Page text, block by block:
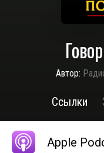
Автор:
Ссылки
Apple